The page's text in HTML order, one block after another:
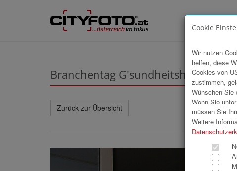
Branchentag
Zurück zur Übersicht
Cookie
Wir nutzen
helfen, diese
Cookies von
zustimmen,
Wünschen Sie
Wenn Sie
müssen Sie
Weitere